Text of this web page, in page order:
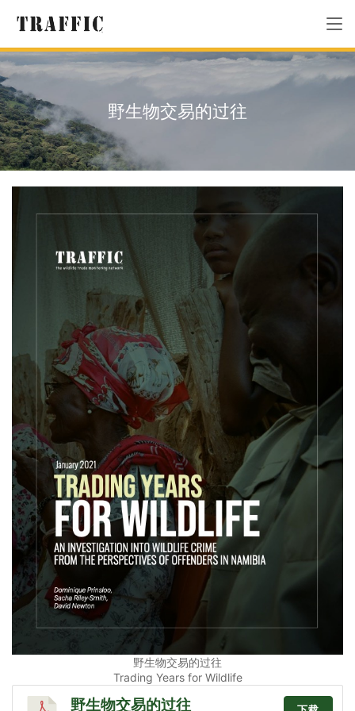
野生物交易的过往
野生物交易的过往
Trading Years for Wildlife
野生物交易的过往